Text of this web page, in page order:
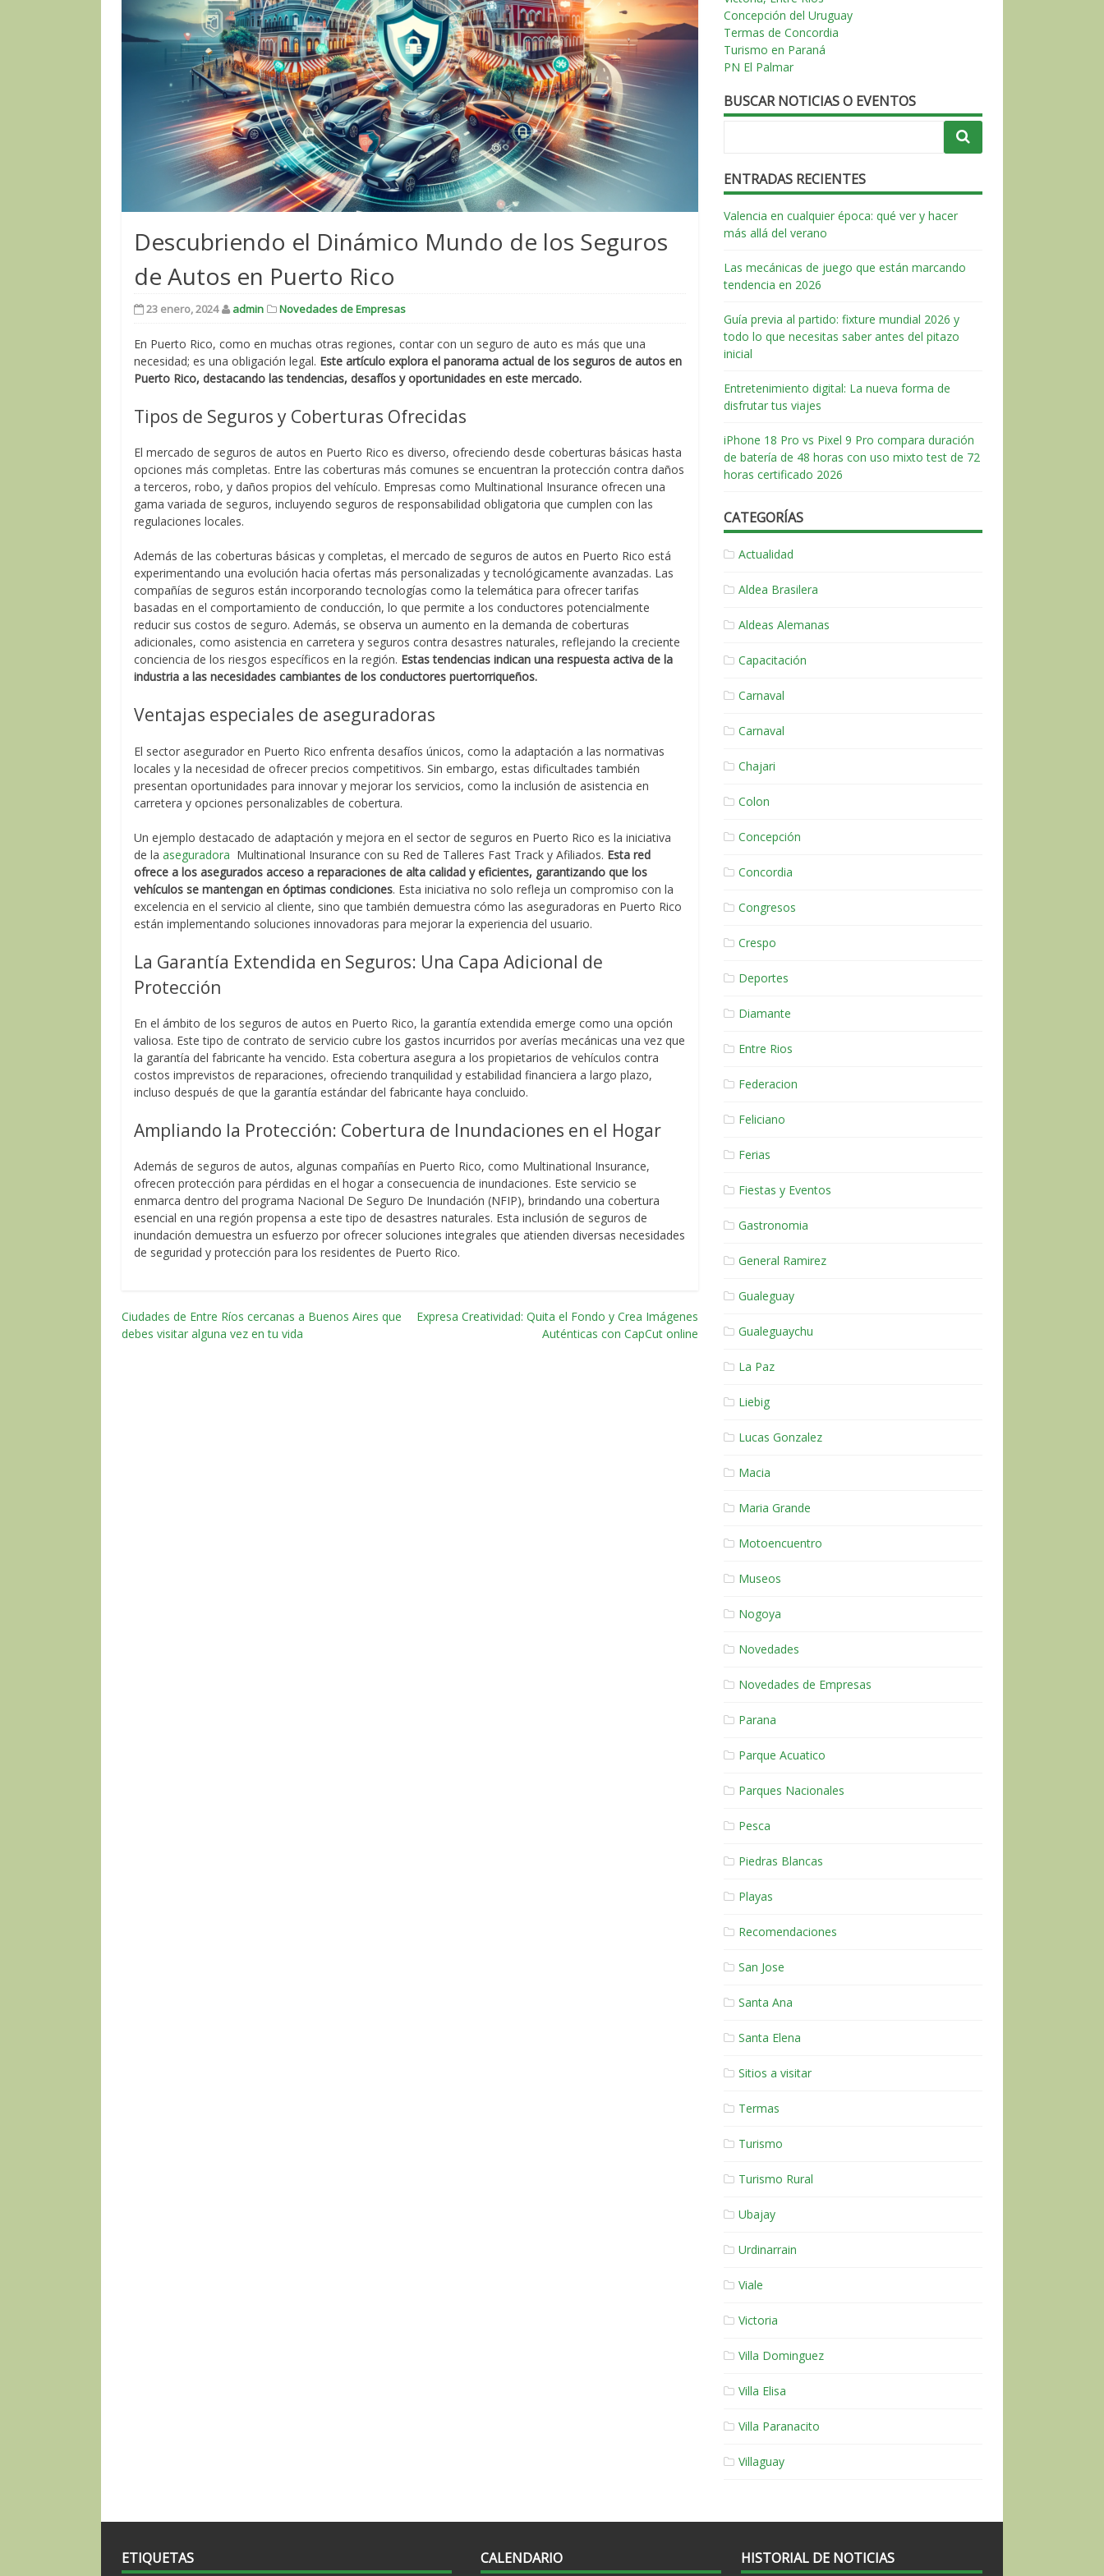
Descubriendo el Dinámico Mundo de los Seguros
de Autos en Puerto Rico
23 enero, 2024 admin Novedades de Empresas
En Puerto Rico, como en muchas otras regiones, contar con un seguro de auto es más que una
necesidad; es una obligación legal. Este artículo explora el panorama actual de los seguros de autos en
Puerto Rico, destacando las tendencias, desafíos y oportunidades en este mercado.
Tipos de Seguros y Coberturas Ofrecidas
El mercado de seguros de autos en Puerto Rico es diverso, ofreciendo desde coberturas básicas hasta
opciones más completas. Entre las coberturas más comunes se encuentran la protección contra daños
a terceros, robo, y daños propios del vehículo. Empresas como Multinational Insurance ofrecen una
gama variada de seguros, incluyendo seguros de responsabilidad obligatoria que cumplen con las
regulaciones locales.
Además de las coberturas básicas y completas, el mercado de seguros de autos en Puerto Rico está
experimentando una evolución hacia ofertas más personalizadas y tecnológicamente avanzadas. Las
compañías de seguros están incorporando tecnologías como la telemática para ofrecer tarifas
basadas en el comportamiento de conducción, lo que permite a los conductores potencialmente
reducir sus costos de seguro. Además, se observa un aumento en la demanda de coberturas
adicionales, como asistencia en carretera y seguros contra desastres naturales, reflejando la creciente
conciencia de los riesgos específicos en la región. Estas tendencias indican una respuesta activa de la
industria a las necesidades cambiantes de los conductores puertorriqueños.
Ventajas especiales de aseguradoras
El sector asegurador en Puerto Rico enfrenta desafíos únicos, como la adaptación a las normativas
locales y la necesidad de ofrecer precios competitivos. Sin embargo, estas dificultades también
presentan oportunidades para innovar y mejorar los servicios, como la inclusión de asistencia en
carretera y opciones personalizables de cobertura.
Un ejemplo destacado de adaptación y mejora en el sector de seguros en Puerto Rico es la iniciativa
de laaseguradora Multinational Insurance con su Red de Talleres Fast Track y Afiliados. Esta red
ofrece a los asegurados acceso a reparaciones de alta calidad y eficientes, garantizando que los
vehículos se mantengan en óptimas condiciones. Esta iniciativa no solo refleja un compromiso con la
excelencia en el servicio al cliente, sino que también demuestra cómo las aseguradoras en Puerto Rico
están implementando soluciones innovadoras para mejorar la experiencia del usuario.
La Garantía Extendida en Seguros: Una Capa Adicional de
Protección
En el ámbito de los seguros de autos en Puerto Rico, la garantía extendida emerge como una opción
valiosa. Este tipo de contrato de servicio cubre los gastos incurridos por averías mecánicas una vez que
la garantía del fabricante ha vencido. Esta cobertura asegura a los propietarios de vehículos contra
costos imprevistos de reparaciones, ofreciendo tranquilidad y estabilidad financiera a largo plazo,
incluso después de que la garantía estándar del fabricante haya concluido.
Ampliando la Protección: Cobertura de Inundaciones en el Hogar
Además de seguros de autos, algunas compañías en Puerto Rico, como Multinational Insurance,
ofrecen protección para pérdidas en el hogar a consecuencia de inundaciones. Este servicio se
enmarca dentro del programa Nacional De Seguro De Inundación (NFIP), brindando una cobertura
esencial en una región propensa a este tipo de desastres naturales. Esta inclusión de seguros de
inundación demuestra un esfuerzo por ofrecer soluciones integrales que atienden diversas necesidades
de seguridad y protección para los residentes de Puerto Rico.
Navegación
Ciudades de Entre Ríos cercanas a Buenos Aires que
debes visitar alguna vez en tu vida
Expresa Creatividad: Quita el Fondo y Crea Imágenes
Auténticas con CapCut online
Concepción del Uruguay
Termas de Concordia
Turismo en Paraná
PN El Palmar
BUSCAR NOTICIAS O EVENTOS
ENTRADAS RECIENTES
Valencia en cualquier época: qué ver y hacer
más allá del verano
Las mecánicas de juego que están marcando
tendencia en 2026
Guía previa al partido: fixture mundial 2026 y
todo lo que necesitas saber antes del pitazo
inicial
Entretenimiento digital: La nueva forma de
disfrutar tus viajes
iPhone 18 Pro vs Pixel 9 Pro compara duración
de batería de 48 horas con uso mixto test de 72
horas certificado 2026
CATEGORÍAS
Actualidad
Aldea Brasilera
Aldeas Alemanas
Capacitación
Carnaval
Carnaval
Chajari
Colon
Concepción
Concordia
Congresos
Crespo
Deportes
Diamante
Entre Rios
Federacion
Feliciano
Ferias
Fiestas y Eventos
Gastronomia
General Ramirez
Gualeguay
Gualeguaychu
La Paz
Liebig
Lucas Gonzalez
Macia
Maria Grande
Motoencuentro
Museos
Nogoya
Novedades
Novedades de Empresas
Parana
Parque Acuatico
Parques Nacionales
Pesca
Piedras Blancas
Playas
Recomendaciones
San Jose
Santa Ana
Santa Elena
Sitios a visitar
Termas
Turismo
Turismo Rural
Ubajay
Urdinarrain
Viale
Victoria
Villa Dominguez
Villa Elisa
Villa Paranacito
Villaguay
ETIQUETAS CALENDARIO HISTORIAL DE NOTICIAS